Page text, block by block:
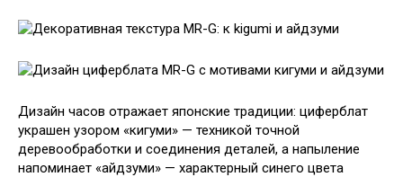
Дизайн часов отражает японские традиции: циферблат
украшен узором «кигуми» — техникой точной
деревообработки и соединения деталей, а напыление
напоминает «айдзуми» — характерный синего цвета